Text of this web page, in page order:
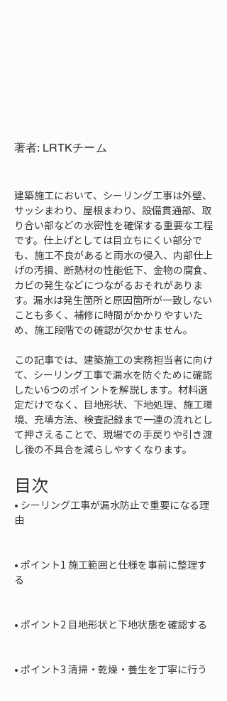
著者: LRTKチーム
建築施工において、シーリング工事は外壁、
サッシまわり、屋根まわり、設備貫通部、取
り合い部などの水密性を確保する重要な工程
です。仕上げとしては目立ちにくい部分で
も、施工不良があると雨水の侵入、内部仕上
げの汚損、断熱材の性能低下、金物の腐食、
カビの発生などにつながるおそれがありま
す。漏水は発生箇所と原因箇所が一致しない
ことも多く、補修に時間がかかりやすいた
め、施工段階での確認が欠かせません。
この記事では、建築施工の実務担当者に向け
て、シーリング工事で漏水を防ぐために確認
したい6つのポイントを解説します。材料選
定だけでなく、目地形状、下地処理、施工環
境、充填方法、検査記録まで一連の流れとし
て押さえることで、現場での手戻りや引き渡
し後の不具合を減らしやすくなります。
目次
• シーリング工事が漏水防止で重要になる理
由
• ポイント1 施工範囲と仕様を事前に整理す
る
• ポイント2 目地形状と下地状態を確認する
• ポイント3 清掃・乾燥・養生を丁寧に行う